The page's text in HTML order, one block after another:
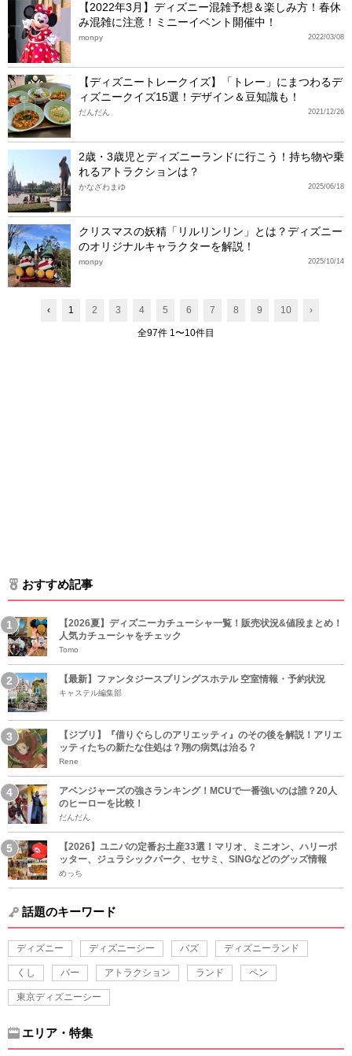
【2022年3月】ディズニー混雑予想＆楽しみ方！春休
み混雑に注意！ミニーイベント開催中！
2022/03/08
monpy
【ディズニートレークイズ】「トレー」にまつわるデ
ィズニークイズ15選！デザイン＆豆知識も！
2021/12/26
だんだん
2歳・3歳児とディズニーランドに行こう！持ち物や乗
れるアトラクションは？
2025/06/18
かなざわまゆ
クリスマスの妖精「リルリンリン」とは？ディズニー
のオリジナルキャラクターを解説！
2025/10/14
monpy
‹ 1 2 3 4 5 6 7 8 9 10 ›
全97件 1〜10件目
おすすめ記事
【2026夏】ディズニーカチューシャ一覧！販売状況&値段まとめ！
人気カチューシャをチェック
Tomo
【最新】ファンタジースプリングスホテル 空室情報・予約状況
キャステル編集部
【ジブリ】『借りぐらしのアリエッティ』のその後を解説！アリエ
ッティたちの新たな住処は？翔の病気は治る？
Rene
アベンジャーズの強さランキング！MCUで一番強いのは誰？20人
のヒーローを比較！
だんだん
【2026】ユニバの定番お土産33選！マリオ、ミニオン、ハリーポ
ッター、ジュラシックパーク、セサミ、SINGなどのグッズ情報
めっち
話題のキーワード
ディズニー ディズニーシー バズ ディズニーランド
くし バー アトラクション ランド ペン
東京ディズニーシー
エリア・特集